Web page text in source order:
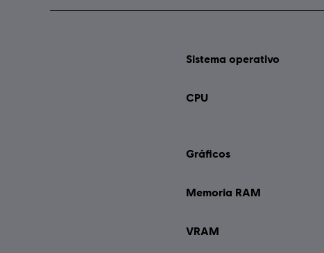
Sistema operativo
CPU
Gráficos
Memoria RAM
VRAM